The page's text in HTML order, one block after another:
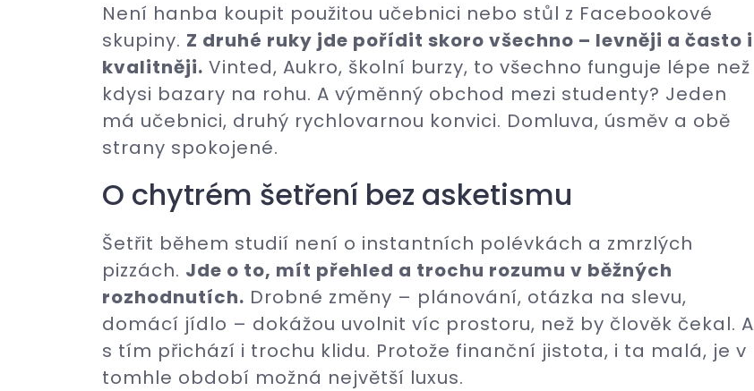
Není hanba koupit použitou učebnici nebo stůl z Facebookové
skupiny. Z druhé ruky jde pořídit skoro všechno – levněji a často i
kvalitněji. Vinted, Aukro, školní burzy, to všechno funguje lépe než
kdysi bazary na rohu. A výměnný obchod mezi studenty? Jeden
má učebnici, druhý rychlovarnou konvici. Domluva, úsměv a obě
strany spokojené.
O chytrém šetření bez asketismu
Šetřit během studií není o instantních polévkách a zmrzlých
pizzách. Jde o to, mít přehled a trochu rozumu v běžných
rozhodnutích. Drobné změny – plánování, otázka na slevu,
domácí jídlo – dokážou uvolnit víc prostoru, než by člověk čekal. A
s tím přichází i trochu klidu. Protože finanční jistota, i ta malá, je v
tomhle období možná největší luxus.